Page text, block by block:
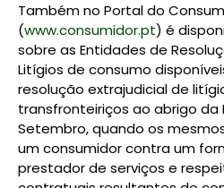
Também no Portal do
(www.consumidor.pt) é
sobre as Entidades de
Litígios de consumo
resolução extrajudicial de
transfronteiriços ao abrigo da
Setembro, quando os
um consumidor contra um
prestador de serviços e